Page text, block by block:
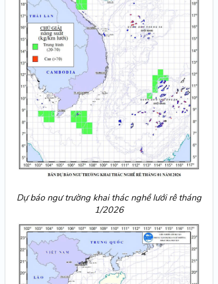
Dự báo ngư trường khai thác nghề lưới rê tháng
1/2026